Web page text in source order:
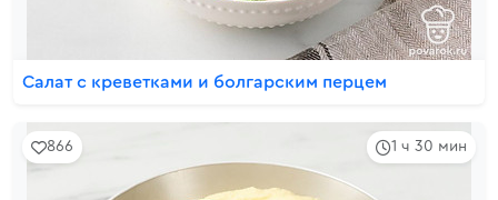
Салат с креветками и болгарским перцем
1 ч 30 мин
866